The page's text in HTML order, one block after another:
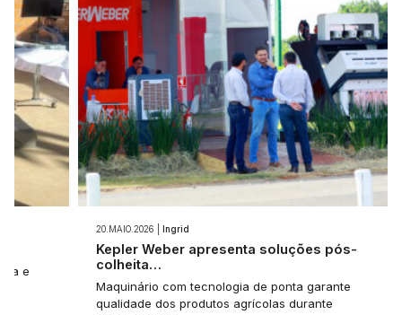
e
20.MAIO.2026 | Ingrid
Kepler Weber apresenta soluções pós-
colheita…
Maquinário com tecnologia de ponta garante
qualidade dos produtos agrícolas durante